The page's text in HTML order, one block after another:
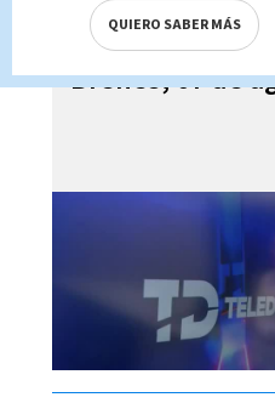
Telediario En
Brenes, 07 de
QUIERO SABER MÁS